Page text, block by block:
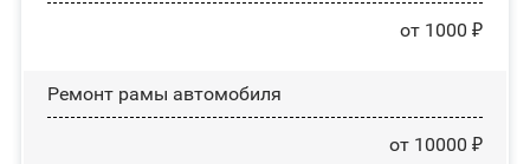
от 1000 ₽
Ремонт рамы автомобиля
от 10000 ₽